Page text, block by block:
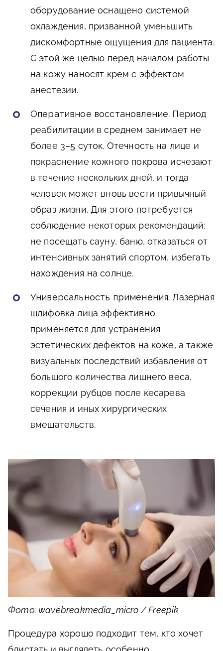
оборудование оснащено системой
охлаждения, призванной уменьшить
дискомфортные ощущения для пациента.
С этой же целью перед началом работы
на кожу наносят крем с эффектом
анестезии.
Оперативное восстановление. Период
реабилитации в среднем занимает не
более 3–5 суток. Отечность на лице и
покраснение кожного покрова исчезают
в течение нескольких дней, и тогда
человек может вновь вести привычный
образ жизни. Для этого потребуется
соблюдение некоторых рекомендаций:
не посещать сауну, баню, отказаться от
интенсивных занятий спортом, избегать
нахождения на солнце.
Универсальность применения. Лазерная
шлифовка лица эффективно
применяется для устранения
эстетических дефектов на коже, а также
визуальных последствий избавления от
большого количества лишнего веса,
коррекции рубцов после кесарева
сечения и иных хирургических
вмешательств.
Фото: wavebreakmedia_micro / Freepik
Процедура хорошо подходит тем, кто хочет